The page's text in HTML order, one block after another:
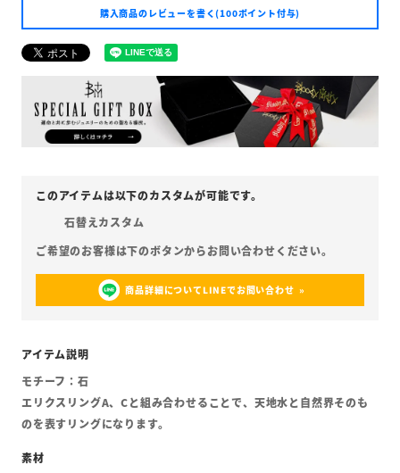
購入商品のレビューを書く(100ポイント付与)
石替えカスタム
商品詳細についてLINEでお問い合わせ
モチーフ：石
エリクスリングA、Cと組み合わせることで、天地水と自然界そのも
のを表すリングになります。